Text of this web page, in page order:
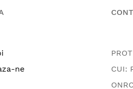
ne
CUI: